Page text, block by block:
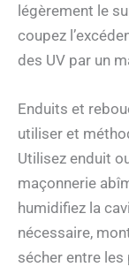
légèrement le
coupez
des UV par un
Enduits et
utiliser et
Utilisez enduit
maçonnerie
humidifiez la
nécessaire,
sécher entre